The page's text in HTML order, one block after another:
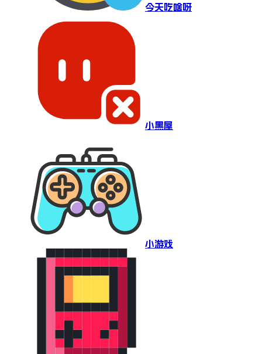
今天吃啥呀
小黑屋
小游戏